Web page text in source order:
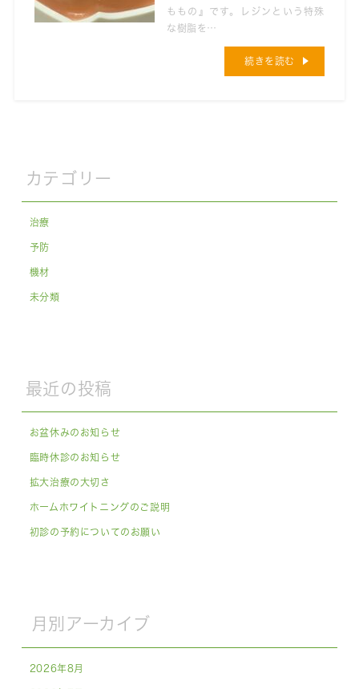
ももの』です。レジンという特殊
な樹脂を…
続きを読む
カテゴリー
治療
予防
機材
未分類
最近の投稿
お盆休みのお知らせ
臨時休診のお知らせ
拡大治療の大切さ
ホームホワイトニングのご説明
初診の予約についてのお願い
月別アーカイブ
2026年8月